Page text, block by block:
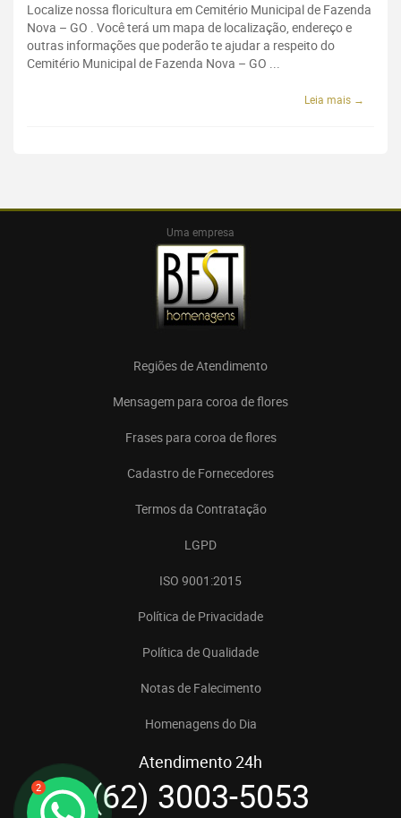
2
Localize nossa floricultura em Cemitério Municipal de Fazenda
Nova – GO . Você terá um mapa de localização, endereço e
outras informações que poderão te ajudar a respeito do
Cemitério Municipal de Fazenda Nova – GO ...
Leia mais →
Uma empresa
Regiões de Atendimento
Mensagem para coroa de flores
Frases para coroa de flores
Cadastro de Fornecedores
Termos da Contratação
LGPD
ISO 9001:2015
Política de Privacidade
Política de Qualidade
Notas de Falecimento
Homenagens do Dia
Atendimento 24h
(62) 3003-5053